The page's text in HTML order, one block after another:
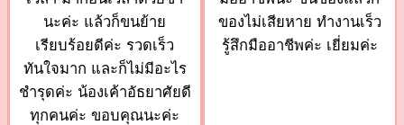
นะค่ะ แล้วก็ขนย้าย
เรียบร้อยดีค่ะ รวดเร็ว
ทันใจมาก และก็ไม่มีอะไร
ชำรุดค่ะ น้องเค้าอัธยาศัยดี
ทุกคนค่ะ ขอบคุณนะค่ะ
ของไม่เสียหาย ทำงานเร็ว
รู้สึกมืออาชีพค่ะ เยี่ยมค่ะ